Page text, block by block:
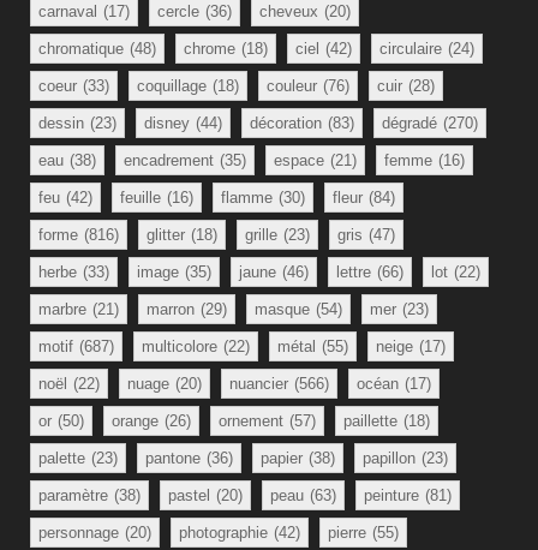
carnaval (17) cercle (36) cheveux (20)
chromatique (48) chrome (18) ciel (42) circulaire (24)
coeur (33) coquillage (18) couleur (76) cuir (28)
dessin (23) disney (44) décoration (83) dégradé (270)
eau (38) encadrement (35) espace (21) femme (16)
feu (42) feuille (16) flamme (30) fleur (84)
forme (816) glitter (18) grille (23) gris (47)
herbe (33) image (35) jaune (46) lettre (66) lot (22)
marbre (21) marron (29) masque (54) mer (23)
motif (687) multicolore (22) métal (55) neige (17)
noël (22) nuage (20) nuancier (566) océan (17)
or (50) orange (26) ornement (57) paillette (18)
palette (23) pantone (36) papier (38) papillon (23)
paramètre (38) pastel (20) peau (63) peinture (81)
personnage (20) photographie (42) pierre (55)